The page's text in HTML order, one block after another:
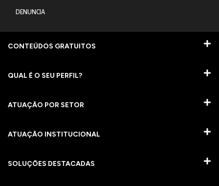
DENUNCIA
CONTEÚDOS GRATUITOS
QUAL É O SEU PERFIL?
ATUAÇÃO POR SETOR
ATUAÇÃO INSTITUCIONAL
SOLUÇÕES DESTACADAS